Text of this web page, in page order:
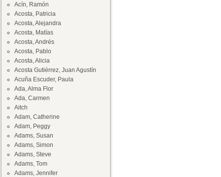
Acín, Ramón
Acosta, Patricia
Acosta, Alejandra
Acosta, Matías
Acosta, Andrés
Acosta, Pablo
Acosta, Alicia
Acosta Gutiérrez, Juan Agustín
Acuña Escuder, Paula
Ada, Alma Flor
Ada, Carmen
Aitch
Adam, Catherine
Adam, Peggy
Adams, Susan
Adams, Simon
Adams, Steve
Adams, Tom
Adams, Jennifer